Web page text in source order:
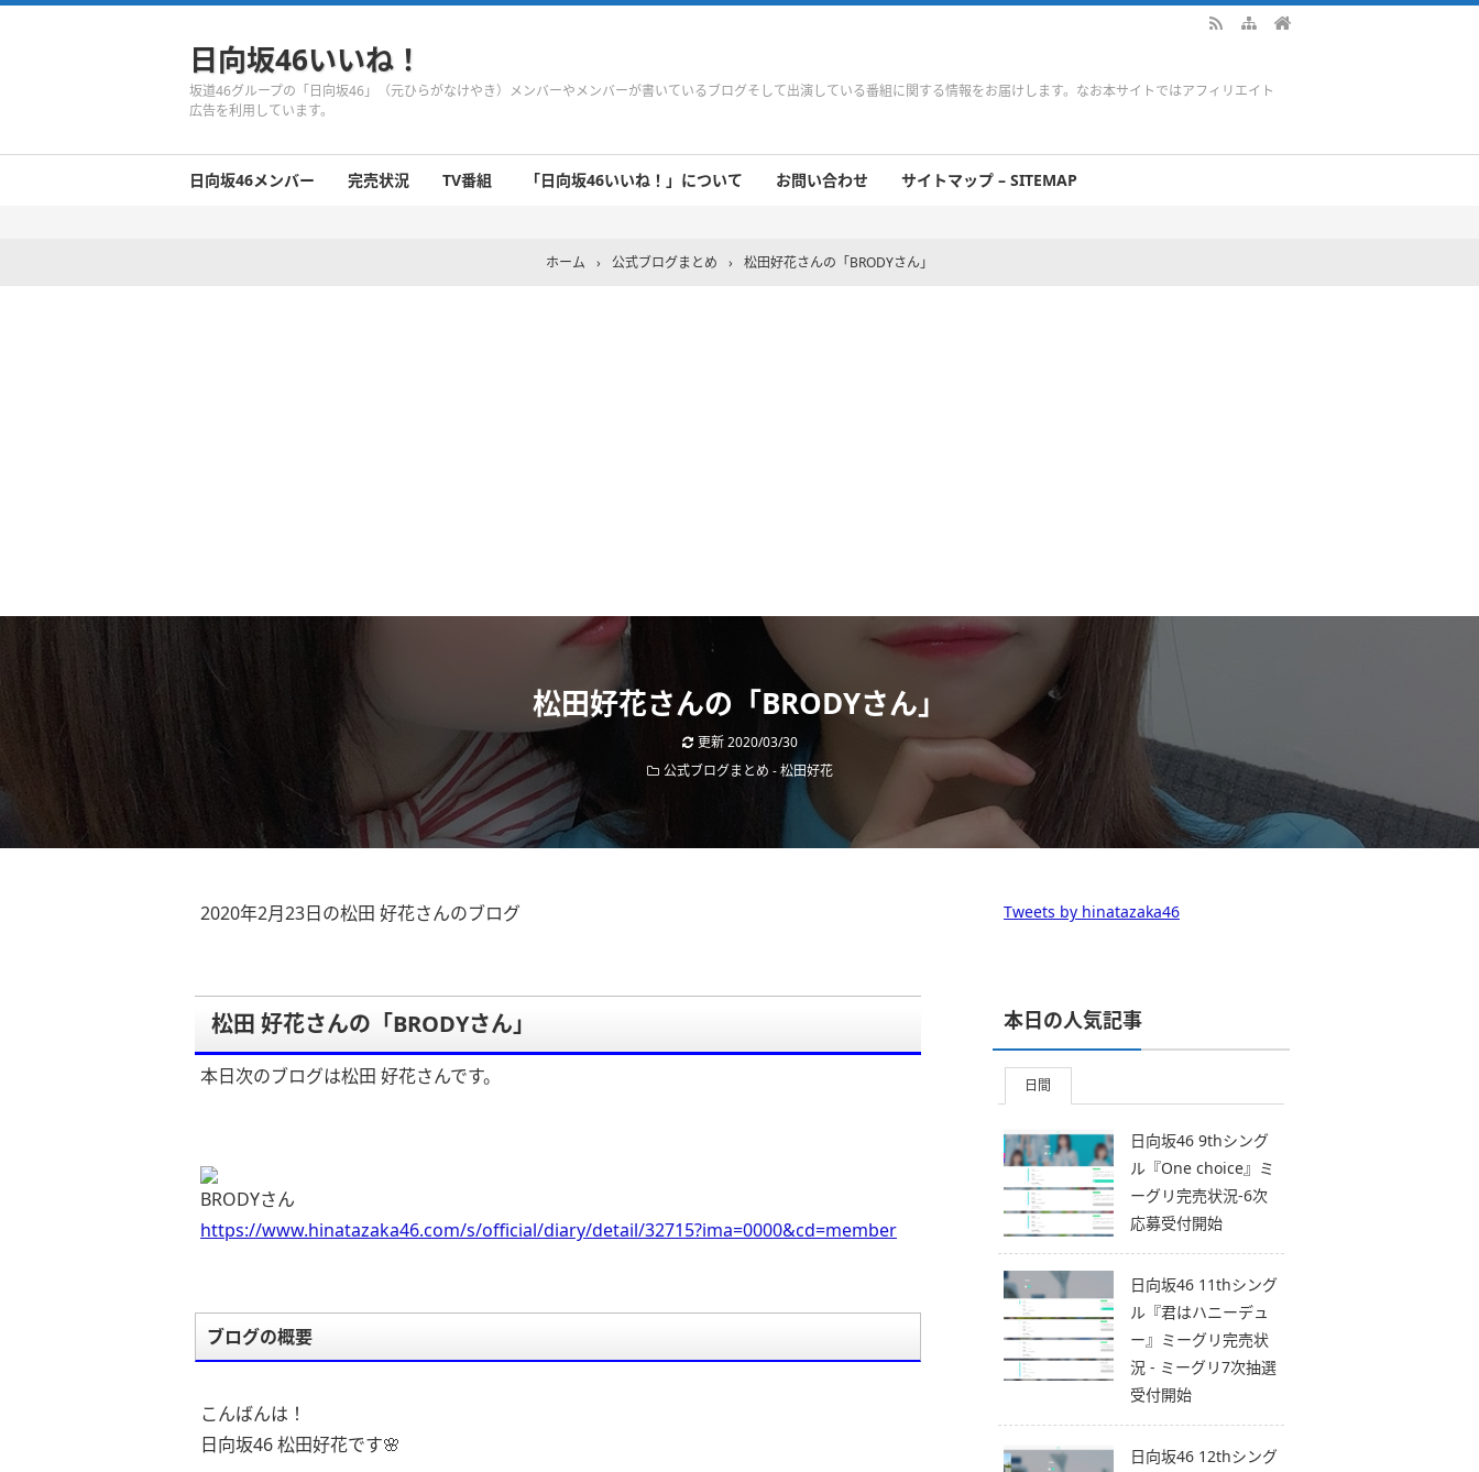
日向坂46いいね！
坂道46グループの「日向坂46」（元ひらがなけやき）メンバーやメンバーが書いているブログそして出演している番組に関する情報をお届けします。なお本サイトではアフィリエイト
広告を利用しています。
日向坂46メンバー 完売状況 TV番組 「日向坂46いいね！」について お問い合わせ サイトマップ – SITEMAP
ホーム › 公式ブログまとめ › 松田好花さんの「BRODYさん」
松田好花さんの「BRODYさん」
更新2020/03/30
公式ブログまとめ -松田好花
2020年2月23日の松田 好花さんのブログ
松田 好花さんの「BRODYさん」
本日次のブログは松田 好花さんです。
BRODYさん
https://www.hinatazaka46.com/s/official/diary/detail/32715?ima=0000&cd=member
ブログの概要
こんばんは！
日向坂46 松田好花です🌸
Tweets by hinatazaka46
本日の人気記事
日間
日向坂46 9thシング
ル『One choice』ミ
ーグリ完売状況-6次
応募受付開始
日向坂46 11thシング
ル『君はハニーデュ
ー』ミーグリ完売状
況 - ミーグリ7次抽選
受付開始
日向坂46 12thシング